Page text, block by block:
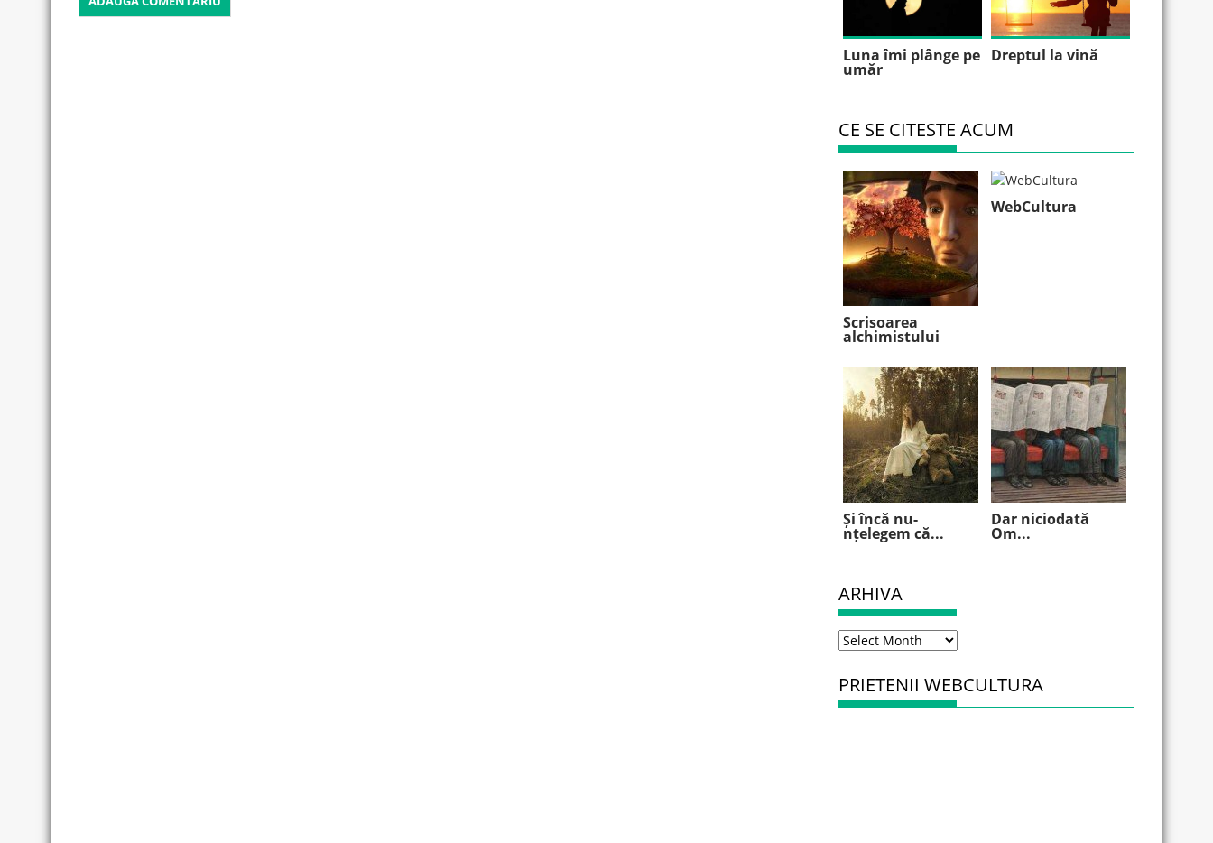
Luna îmi plânge pe
umăr
Dreptul la vină
CE SE CITESTE ACUM
Scrisoarea
alchimistului
WebCultura
Și încă nu-
nțelegem că...
Dar niciodată
Om...
ARHIVA
Arhiva
PRIETENII WEBCULTURA